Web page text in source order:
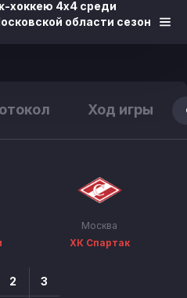
хоккею 4х4 среди
области сезон
Ход игры
Москва
ХК Спартак
2 3